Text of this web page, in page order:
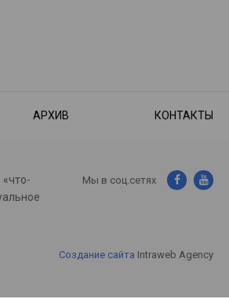
АРХИВ КОНТАКТЫ
Мы в соц.сетях
Создание сайта Intraweb Agency